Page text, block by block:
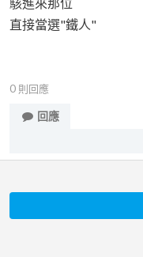
直接當選"鐵人"
0 則回應
回應